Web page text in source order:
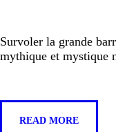
Survoler la grande
mythique et mystique
READ MORE